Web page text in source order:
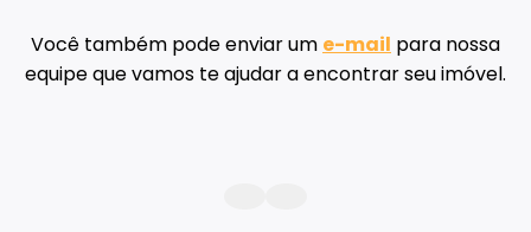
Você também pode enviar um e-mail para nossa
equipe que vamos te ajudar a encontrar seu imóvel.